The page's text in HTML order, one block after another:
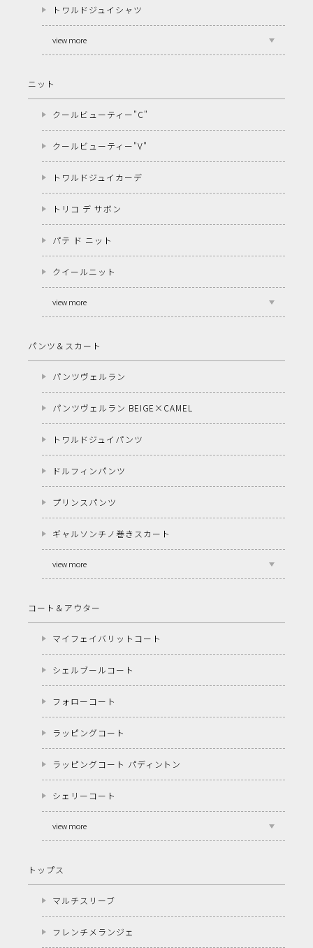
トワルドジュイシャツ
view more
ニット
クールビューティー"C"
クールビューティー"V"
トワルドジュイカーデ
トリコ デ サボン
パテ ド ニット
クイールニット
view more
パンツ＆スカート
パンツヴェルラン
パンツヴェルラン BEIGE×CAMEL
トワルドジュイパンツ
ドルフィンパンツ
プリンスパンツ
ギャルソンチノ巻きスカート
view more
コート＆アウター
マイフェイバリットコート
シェルブールコート
フォローコート
ラッピングコート
ラッピングコート パディントン
シェリーコート
view more
トップス
マルチスリーブ
フレンチメランジェ